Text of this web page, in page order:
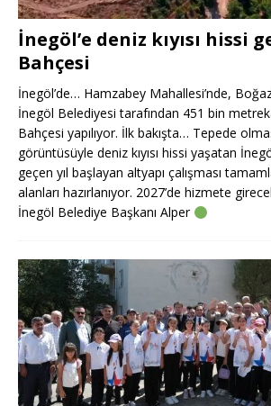
İnegöl’e deniz kıyısı hissi
Bahçesi
İnegöl’de… Hamzabey Mahallesi’nde,
İnegöl Belediyesi tarafından 451 bin
Bahçesi yapılıyor. İlk bakışta… Tepede
görüntüsüyle deniz kıyısı hissi yaşatan
geçen yıl başlayan altyapı çalışması
alanları hazırlanıyor. 2027’de hizmete
İnegöl Belediye Başkanı Alper